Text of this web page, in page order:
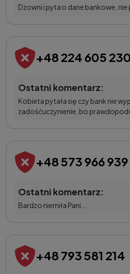
Dzowni i pyta o dane bankowe, nie
+48 224 605
Ostatni komentarz:
Kobieta pytała się czy bank nie
zadośćuczynienie, bo
+48 573 966 939
Ostatni komentarz:
Bardzo niemiła Pani...
+48 793 581 214